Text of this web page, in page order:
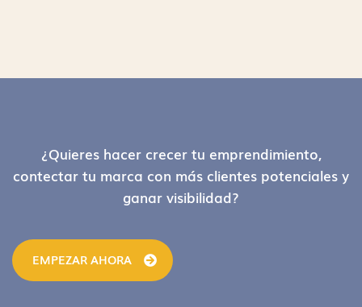
Footer¿Quieres hacer crecer tu emprendimiento,
contectar tu marca con más clientes potenciales y
ganar visibilidad?
EMPEZAR AHORA